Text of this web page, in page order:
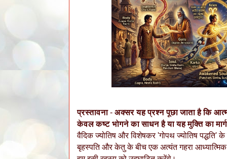
प्रस्तावना- अक्सर यह प्रश्न पूछा जाता है कि
केवल कष्ट भोगने का साधन है या यह मुक्ति का
वैदिक ज्योतिष और विशेषकर 'गोपथ ज्योतिष पद्धति'
बृहस्पति और केतु के बीच एक अत्यंत गहरा